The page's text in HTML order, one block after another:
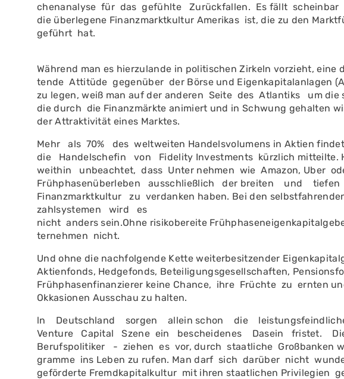
chenanalyse für das gefühlte Zurückfallen. Es fällt scheinbar
die überlegene Finanzmarktkultur Amerikas ist, die zu den
geführt hat.
Während man es hierzulande in politischen Zirkeln vorzieht,
tende Attitüde gegenüber der Börse und Eigenkapitalanlagen
zu legen, weiß man auf der anderen Seite des Atlantiks um die
die durch die Finanzmärk­te animiert und in Schwung ge­halten
der Attraktivität eines Marktes.
Mehr als 70% des weltweiten Handelsvolumens in Aktien
die Handelschefin von Fidelity Investments kürzlich mitteilte.
weithin unbeachtet, dass Unter­ nehmen wie Amazon, Uber
Frühphasenüberleben ausschließlich der breiten und tiefen
Finanzmarktkultur zu verdanken haben. Bei den
zahlsystemen wird es
nicht an­ders sein.Ohne risikobereite
ternehmen nicht.
Und ohne die nachfolgende Kette weiterbesitzender
Aktienfonds, Hedgefonds, Beteiligungsgesellschaften,
Frühphasenfinanzierer keine Chance, ihre Früchte zu ernten
Okkasionen Ausschau zu halten.
ln Deutschland sorgen allein schon die
Venture Capital Szene ein be­scheidenes Dasein fristet.
Berufspolitiker - ziehen es vor, durch staatliche Großbanken
gramme ins Leben zu rufen. Man darf sich darüber nicht
geför­derte Fremdkapitalkultur mit ihren staatlichen Privilegien